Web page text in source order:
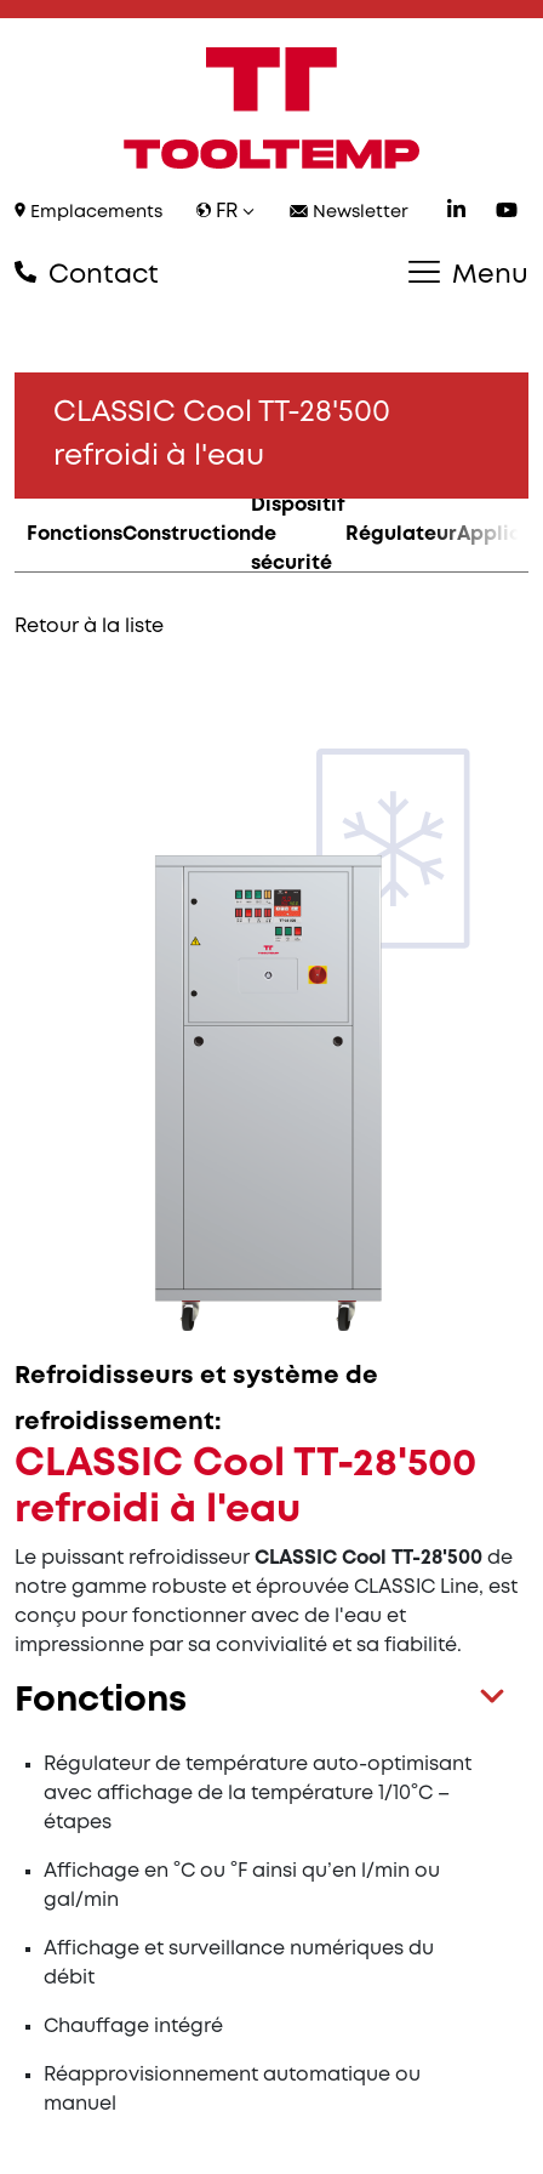
Emplacements FR Newsletter
Contact Menu
CLASSIC Cool TT-28'500
refroidi à l'eau
FonctionsConstruction
Dispositif
de
sécurité
Régulateur
Retour à la liste
Refroidisseurs et système de
refroidissement:
CLASSIC Cool TT-28'500
refroidi à l'eau
Le puissant refroidisseur CLASSIC Cool TT-28'500 de
notre gamme robuste et éprouvée CLASSIC Line, est
conçu pour fonctionner avec de l'eau et
impressionne par sa convivialité et sa fiabilité.
Fonctions
Régulateur de température auto-optimisant
avec affichage de la température 1/10°C –
étapes
Affichage en °C ou °F ainsi qu’en l/min ou
gal/min
Affichage et surveillance numériques du
débit
Chauffage intégré
Réapprovisionnement automatique ou
manuel